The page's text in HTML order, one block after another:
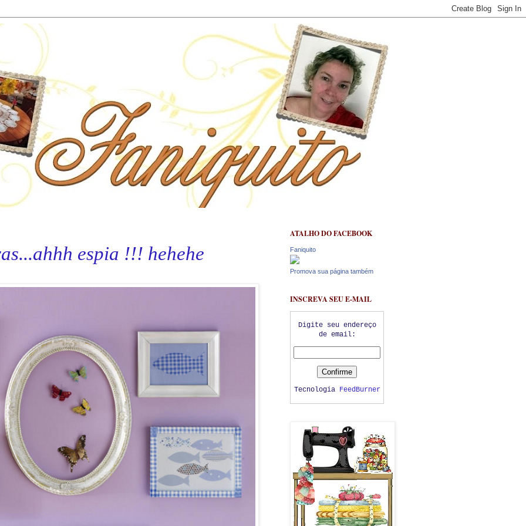
espia !!! hehehe
ATALHO DO FACEBOOK
Faniquito
Promova sua página também
INSCREVA SEU E-MAIL
Digite seu endereço
de email:
Tecnologia FeedBurner